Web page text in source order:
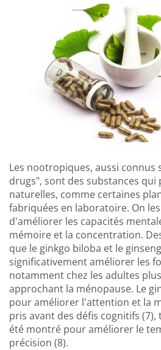
Les nootropiques, aussi connus
drugs", sont des substances qui
naturelles, comme certaines
fabriquées en laboratoire. On
d'améliorer les capacités
mémoire et la concentration.
que le ginkgo biloba et le
significativement améliorer les
notamment chez les adultes
approchant la ménopause. Le
pour améliorer l'attention et la
pris avant des défis cognitifs (7),
été montré pour améliorer le
précision (8).